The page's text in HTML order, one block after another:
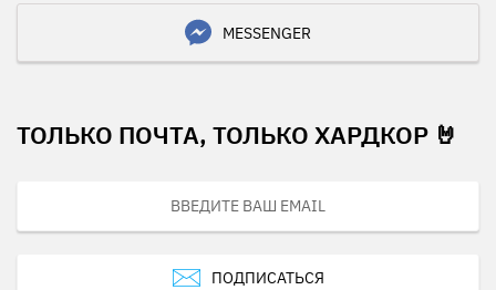
MESSENGER
ТОЛЬКО ПОЧТА, ТОЛЬКО ХАРДКОР 🤘
ПОДПИСАТЬСЯ